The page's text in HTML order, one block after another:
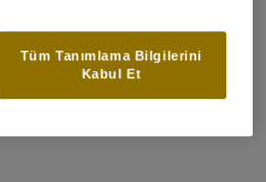
ICONIK
bulun
Tüm Tanımlama Bilgilerini
Kabul Et